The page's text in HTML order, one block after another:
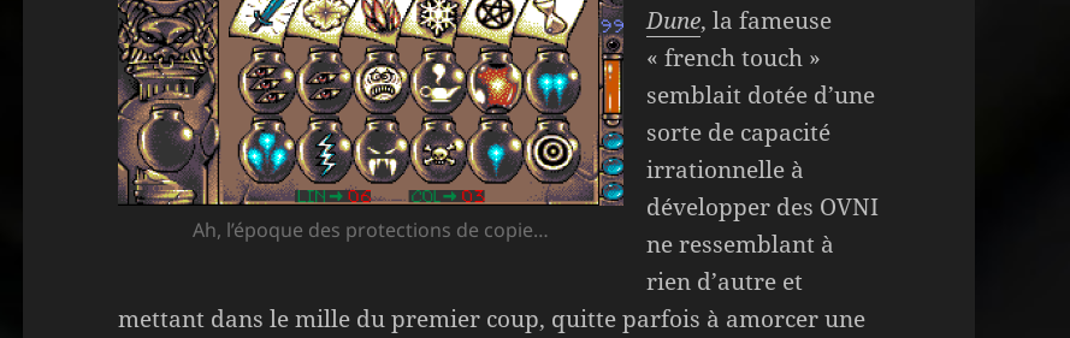
Ah, l’époque des protections de copie…
Dune, la fameuse
« french touch »
semblait dotée d’une
sorte de capacité
irrationnelle à
développer des OVNI
ne ressemblant à
rien d’autre et
mettant dans le mille du premier coup, quitte parfois à amorcer une